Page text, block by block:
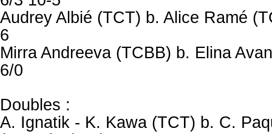
Audrey Albié (TCT) b. Alice Ramé
6
Mirra Andreeva (TCBB) b. Elina
6/0
Doubles :
A. Ignatik - K. Kawa (TCT) b. C.